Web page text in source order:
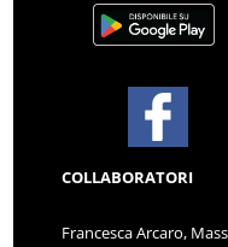
COLLABORATORI
Francesca Arcaro,